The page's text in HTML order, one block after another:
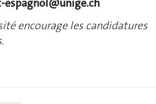
encourage les candidatures